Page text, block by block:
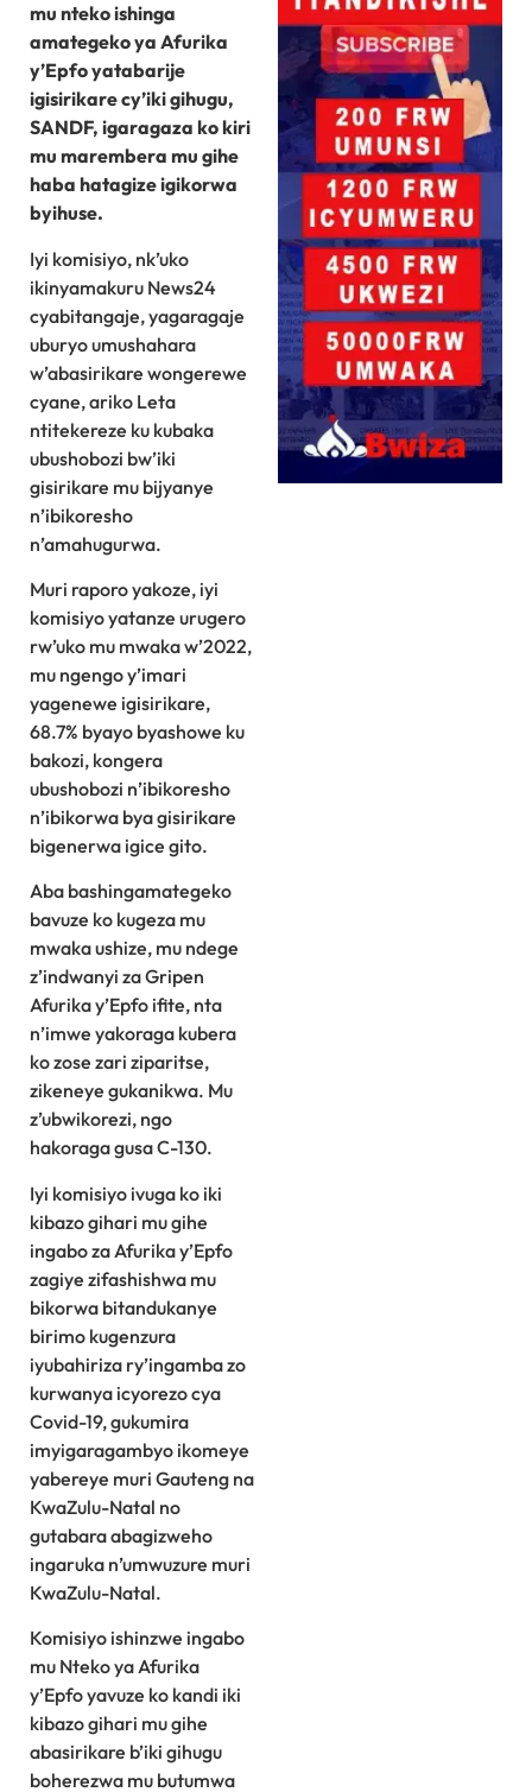
mu nteko ishinga
amategeko ya Afurika
y’Epfo yatabarije
igisirikare cy’iki gihugu,
SANDF, igaragaza ko kiri
mu marembera mu gihe
haba hatagize igikorwa
byihuse.
Iyi komisiyo, nk’uko
ikinyamakuru News24
cyabitangaje, yagaragaje
uburyo umushahara
w’abasirikare wongerewe
cyane, ariko Leta
ntitekereze ku kubaka
ubushobozi bw’iki
gisirikare mu bijyanye
n’ibikoresho
n’amahugurwa.
Muri raporo yakoze, iyi
komisiyo yatanze urugero
rw’uko mu mwaka w’2022,
mu ngengo y’imari
yagenewe igisirikare,
68.7% byayo byashowe ku
bakozi, kongera
ubushobozi n’ibikoresho
n’ibikorwa bya gisirikare
bigenerwa igice gito.
Aba bashingamategeko
bavuze ko kugeza mu
mwaka ushize, mu ndege
z’indwanyi za Gripen
Afurika y’Epfo ifite, nta
n’imwe yakoraga kubera
ko zose zari ziparitse,
zikeneye gukanikwa. Mu
z’ubwikorezi, ngo
hakoraga gusa C-130.
Iyi komisiyo ivuga ko iki
kibazo gihari mu gihe
ingabo za Afurika y’Epfo
zagiye zifashishwa mu
bikorwa bitandukanye
birimo kugenzura
iyubahiriza ry’ingamba zo
kurwanya icyorezo cya
Covid-19, gukumira
imyigaragambyo ikomeye
yabereye muri Gauteng na
KwaZulu-Natal no
gutabara abagizweho
ingaruka n’umwuzure muri
KwaZulu-Natal.
Komisiyo ishinzwe ingabo
mu Nteko ya Afurika
y’Epfo yavuze ko kandi iki
kibazo gihari mu gihe
abasirikare b’iki gihugu
boherezwa mu butumwa